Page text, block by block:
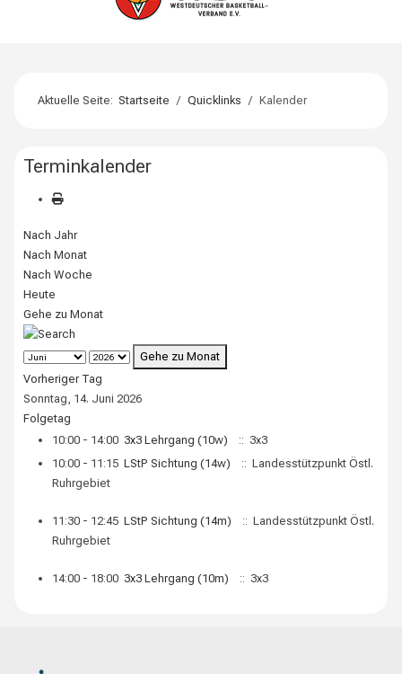
Aktuelle Seite:Startseite Quicklinks Kalender
Terminkalender
Nach Jahr
Nach Monat
Nach Woche
Heute
Gehe zu Monat
Gehe zu Monat
Vorheriger Tag
Sonntag, 14. Juni 2026
Folgetag
10:00 - 14:00 3x3 Lehrgang (10w)
:: 3x3
10:00 - 11:15LStP Sichtung (14w)
:: Landesstützpunkt Östl.
Ruhrgebiet
11:30 - 12:45LStP Sichtung (14m)
:: Landesstützpunkt Östl.
Ruhrgebiet
14:00 - 18:00 3x3 Lehrgang (10m) :: 3x3